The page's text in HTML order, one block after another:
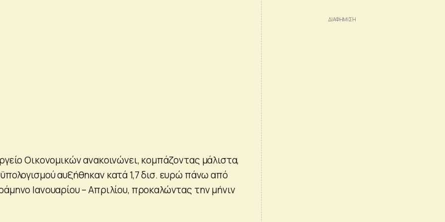
Οικονομικών ανακοινώνει, κομπάζοντας μάλιστα,
αυξήθηκαν κατά 1,7 δισ. ευρώ πάνω από
Ιανουαρίου – Απριλίου, προκαλώντας την μήνιν